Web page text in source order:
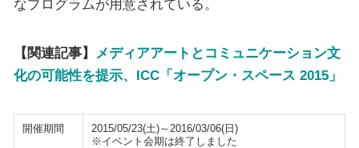
なプログラムが用意されている。
【関連記事】 メディアアートとコミュニケーション文
化の可能性を提示、ICC「オープン・スペース 2015」
開催期間
2015/05/23(土)～2016/03/06(日)
※イベント会期は終了しました